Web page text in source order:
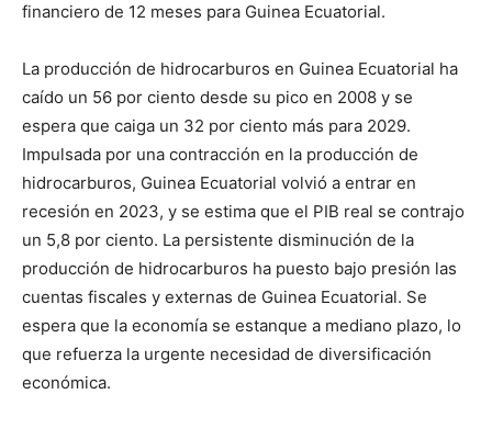
financiero de 12 meses para Guinea Ecuatorial.
La producción de hidrocarburos en Guinea Ecuatorial ha
caído un 56 por ciento desde su pico en 2008 y se
espera que caiga un 32 por ciento más para 2029.
Impulsada por una contracción en la producción de
hidrocarburos, Guinea Ecuatorial volvió a entrar en
recesión en 2023, y se estima que el PIB real se contrajo
un 5,8 por ciento. La persistente disminución de la
producción de hidrocarburos ha puesto bajo presión las
cuentas fiscales y externas de Guinea Ecuatorial. Se
espera que la economía se estanque a mediano plazo, lo
que refuerza la urgente necesidad de diversificación
económica.